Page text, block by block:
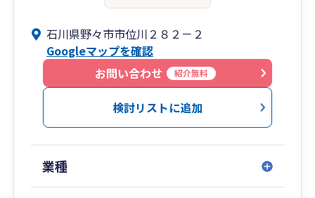
石川県野々市市位川２８２－２
Googleマップを確認
お問い合わせ
紹介無料
検討リストに追加
業種